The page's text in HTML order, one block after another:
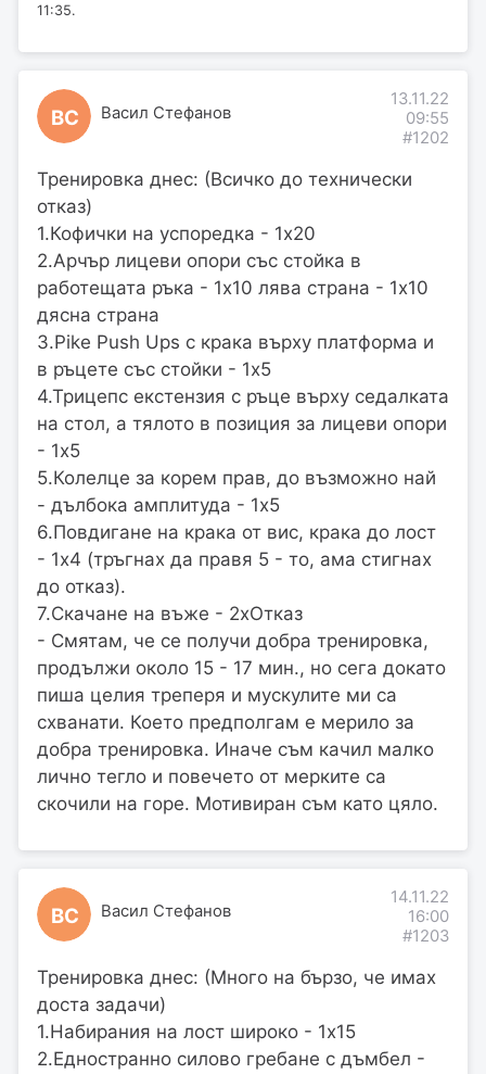
11:35.
ВС Васил Стефанов
13.11.22
09:55
#1202
Тренировка днес: (Всичко до технически
отказ)
1.Кофички на успоредка - 1х20
2.Арчър лицеви опори със стойка в
работещата ръка - 1х10 лява страна - 1х10
дясна страна
3.Pike Push Ups с крака върху платформа и
в ръцете със стойки - 1х5
4.Трицепс екстензия с ръце върху седалката
на стол, а тялото в позиция за лицеви опори
- 1х5
5.Колелце за корем прав, до възможно най
- дълбока амплитуда - 1х5
6.Повдигане на крака от вис, крака до лост
- 1х4 (тръгнах да правя 5 - то, ама стигнах
до отказ).
7.Скачане на въже - 2хОтказ
- Смятам, че се получи добра тренировка,
продължи около 15 - 17 мин., но сега докато
пиша целия треперя и мускулите ми са
схванати. Което предполгам е мерило за
добра тренировка. Иначе съм качил малко
лично тегло и повечето от мерките са
скочили на горе. Мотивиран съм като цяло.
ВС Васил Стефанов
14.11.22
16:00
#1203
Тренировка днес: (Много на бързо, че имах
доста задачи)
1.Набирания на лост широко - 1х15
2.Едностранно силово гребане с дъмбел -